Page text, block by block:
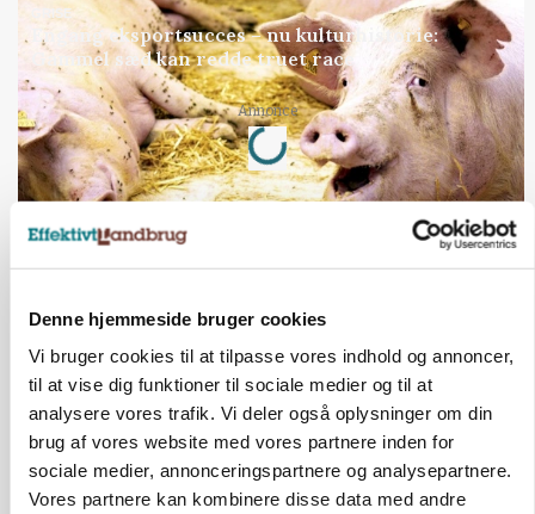
Denne hjemmeside bruger cookies
Vi bruger cookies til at tilpasse vores indhold og annoncer,
til at vise dig funktioner til sociale medier og til at
analysere vores trafik. Vi deler også oplysninger om din
brug af vores website med vores partnere inden for
sociale medier, annonceringspartnere og analysepartnere.
Vores partnere kan kombinere disse data med andre
GRISE
Engang eksportsucces – nu kulturhistorie:
Gammel sæd kan redde truet race
Annonce
Loading...
72ledige stillinger
Opret agent
Se alle jobs
Elevplads tilbydes ved Ringkøbing /
Trainee placement Ringkøbing